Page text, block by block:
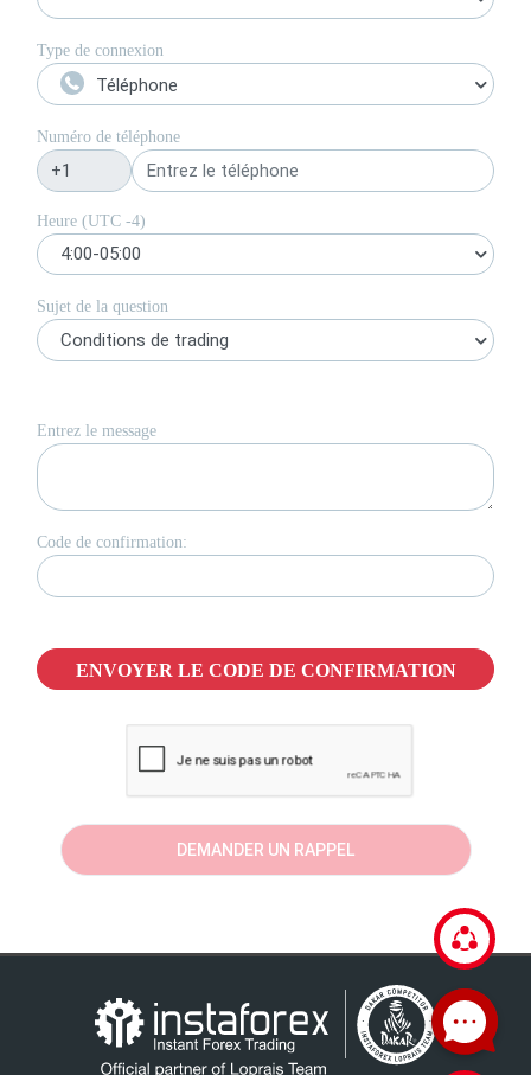
Type de connexion
Téléphone
Numéro de téléphone
Heure (UTC -4)
4:00-05:00
Sujet de la question
Conditions de trading
Entrez le message
Code de confirmation:
ENVOYER LE CODE DE CONFIRMATION